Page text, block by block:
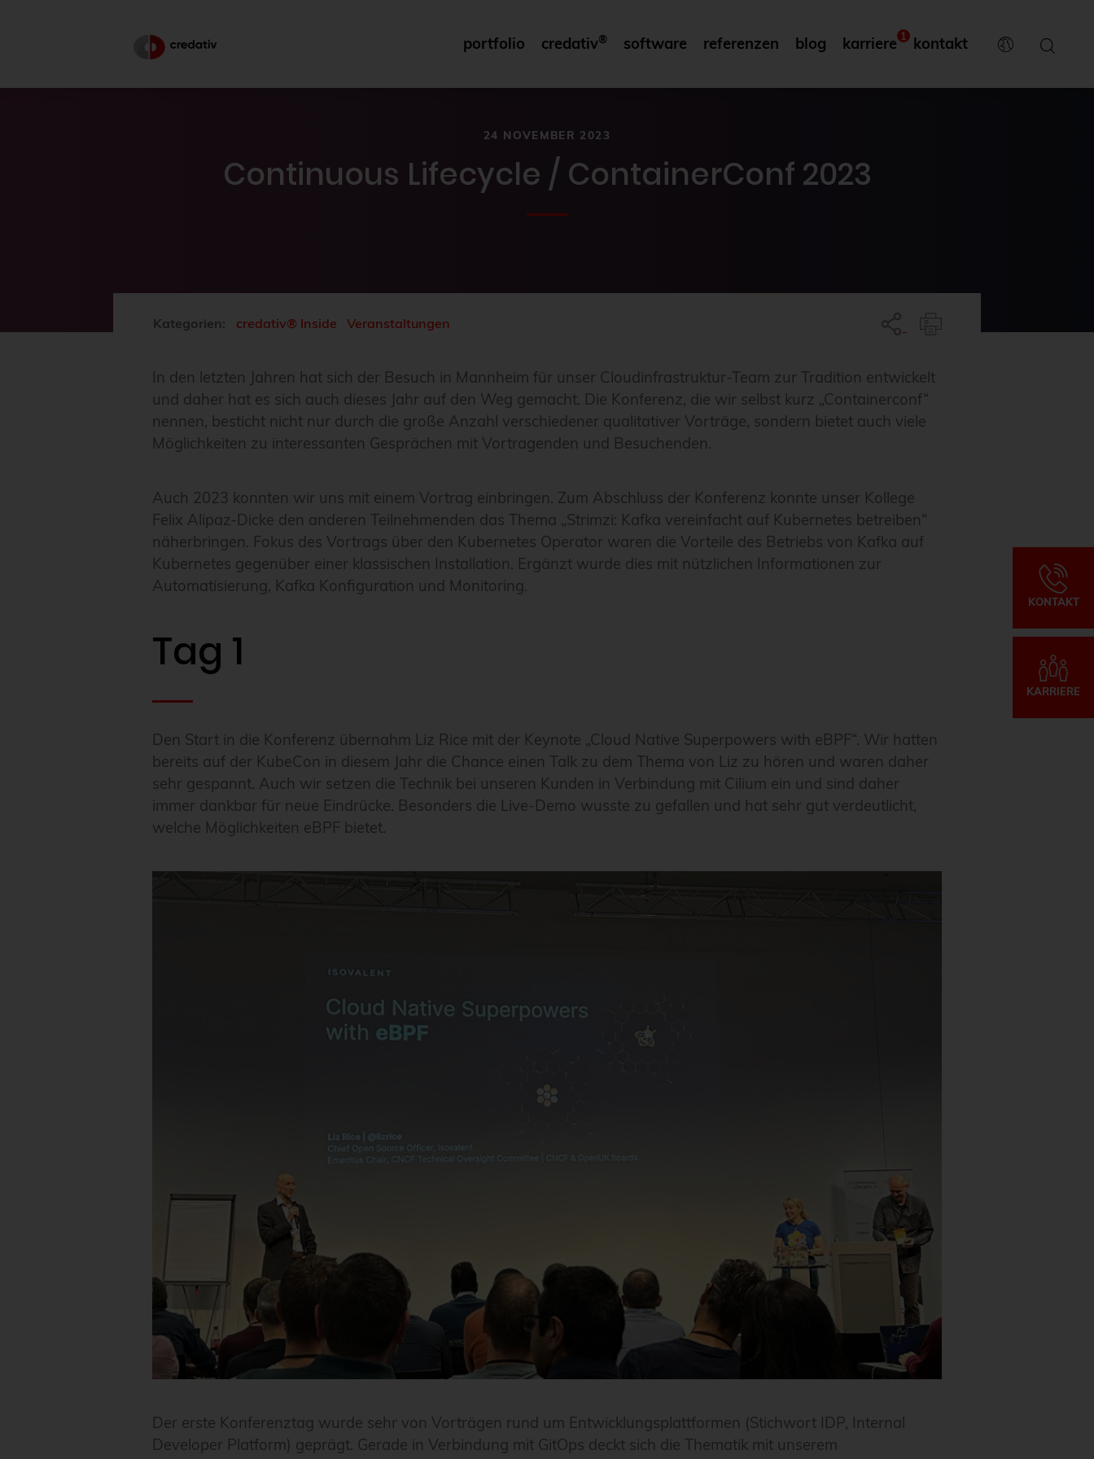
portfolio credativ® software referenzen blog karriere 1 kontakt
24 NOVEMBER 2023
Continuous Lifecycle / ContainerConf 2023
KONTAKT
KARRIERE
Kategorien: credativ® Inside Veranstaltungen
In den letzten Jahren hat sich der Besuch in Mannheim für unser Cloudinfrastruktur-Team zur Tradition entwickelt
und daher hat es sich auch dieses Jahr auf den Weg gemacht. Die Konferenz, die wir selbst kurz „Containerconf“
nennen, besticht nicht nur durch die große Anzahl verschiedener qualitativer Vorträge, sondern bietet auch viele
Möglichkeiten zu interessanten Gesprächen mit Vortragenden und Besuchenden.
Auch 2023 konnten wir uns mit einem Vortrag einbringen. Zum Abschluss der Konferenz konnte unser Kollege
Felix Alipaz-Dicke den anderen Teilnehmenden das Thema „Strimzi: Kafka vereinfacht auf Kubernetes betreiben“
näherbringen. Fokus des Vortrags über den Kubernetes Operator waren die Vorteile des Betriebs von Kafka auf
Kubernetes gegenüber einer klassischen Installation. Ergänzt wurde dies mit nützlichen Informationen zur
Automatisierung, Kafka Konfiguration und Monitoring.
Tag 1
Den Start in die Konferenz übernahm Liz Rice mit der Keynote „Cloud Native Superpowers with eBPF“. Wir hatten
bereits auf der KubeCon in diesem Jahr die Chance einen Talk zu dem Thema von Liz zu hören und waren daher
sehr gespannt. Auch wir setzen die Technik bei unseren Kunden in Verbindung mit Cilium ein und sind daher
immer dankbar für neue Eindrücke. Besonders die Live-Demo wusste zu gefallen und hat sehr gut verdeutlicht,
welche Möglichkeiten eBPF bietet.
Der erste Konferenztag wurde sehr von Vorträgen rund um Entwicklungsplattformen (Stichwort IDP, Internal
Developer Platform) geprägt. Gerade in Verbindung mit GitOps deckt sich die Thematik mit unserem